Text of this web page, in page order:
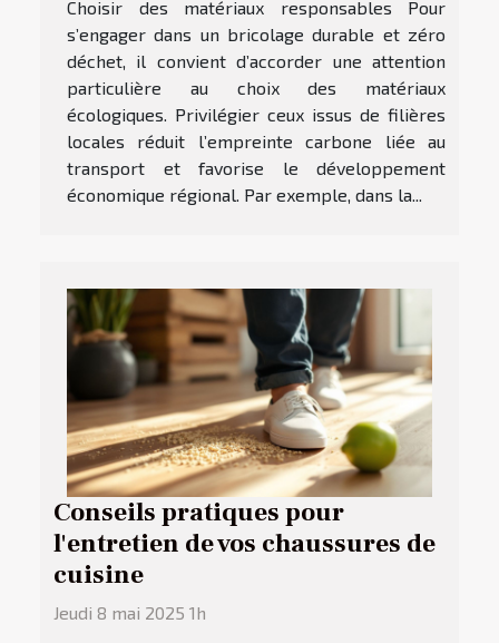
Choisir des matériaux responsables Pour
s’engager dans un bricolage durable et zéro
déchet, il convient d’accorder une attention
particulière au choix des matériaux
écologiques. Privilégier ceux issus de filières
locales réduit l’empreinte carbone liée au
transport et favorise le développement
économique régional. Par exemple, dans la...
Conseils pratiques pour
l'entretien de vos chaussures de
cuisine
Jeudi 8 mai 2025 1h